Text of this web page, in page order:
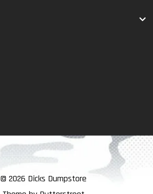
© 2026 Dicks Dumpstore